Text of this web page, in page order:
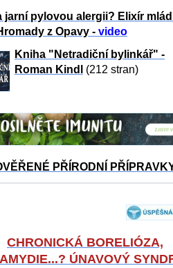
jarní pylovou alergii? Elixír
z Opavy - video
Kniha "Netradiční bylinkář" -
Roman Kindl
(212 stran)
PŘÍRODNÍ
CHRONICKÁ BORELIÓZA,
ÚNAVOVÝ